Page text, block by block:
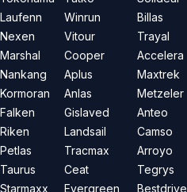
Laufenn
Nexen
Marshal
Nankang
Kormoran
Falken
Riken
Petlas
Taurus
Starmaxx
Winrun
Vitour
Cooper
Aplus
Anlas
Gislaved
Landsail
Tracmax
Ceat
Evergreen
Billas
Trayal
Accelera
Maxtrek
Metzeler
Anteo
Camso
Arroyo
Tegrys
Bestdrive